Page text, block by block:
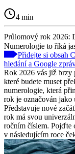
4 min
Průlomový rok 2026:
Numerologie to říká
Přidejte si obsah
hledání a Google
Rok 2026 vás již brzy
které budete muset
numerologie, která
rok je označován
Představuje nové
rok má svou
ročním číslem. Pojďte
v následujícím roce